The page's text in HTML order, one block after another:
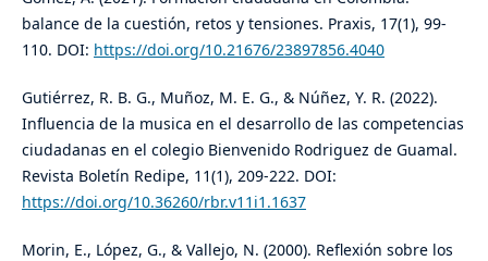
balance de la cuestión, retos y tensiones. Praxis, 17(1), 99-
110. DOI: https://doi.org/10.21676/23897856.4040
Gutiérrez, R. B. G., Muñoz, M. E. G., & Núñez, Y. R. (2022).
Influencia de la musica en el desarrollo de las competencias
ciudadanas en el colegio Bienvenido Rodriguez de Guamal.
Revista Boletín Redipe, 11(1), 209-222. DOI:
https://doi.org/10.36260/rbr.v11i1.1637
Morin, E., López, G., & Vallejo, N. (2000). Reflexión sobre los